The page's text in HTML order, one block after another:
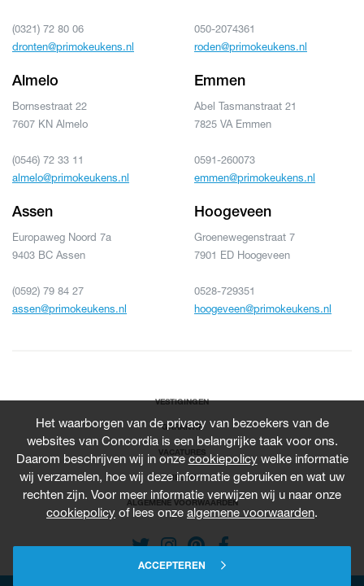
(0321) 72 80 06
dronten@primokeukens.nl
050-2074361
roden@primokeukens.nl
Almelo
Bornsestraat 22
7607 KN Almelo
(0546) 72 33 11
almelo@primokeukens.nl
Emmen
Abel Tasmanstraat 21
7825 VA Emmen
0591-260073
emmen@primokeukens.nl
Assen
Europaweg Noord 7a
9403 BC Assen
(0592) 79 84 27
assen@primokeukens.nl
Hoogeveen
Groenewegenstraat 7
7901 ED Hoogeveen
0528-729351
hoogeveen@primokeukens.nl
VESTIGINGEN
GARANTIE
VACATURES
NIEUWS
ALGEMENE VOORWAARDEN
Het waarborgen van de privacy van bezoekers van de
websites van Concordia is een belangrijke taak voor ons.
Daarom beschrijven wij in onzecookiepolicywelke informatie
wij verzamelen, hoe wij deze informatie gebruiken en wat uw
rechten zijn. Voor meer informatie verwijzen wij u naar onze
cookiepolicy of lees onze algemene voorwaarden.
ACCEPTEREN